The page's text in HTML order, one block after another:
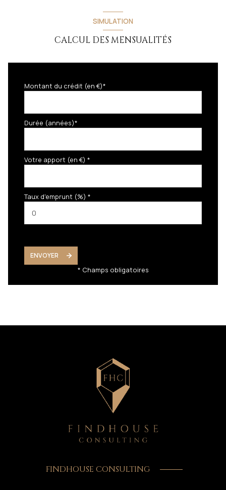
SIMULATION
CALCUL DES MENSUALITÉS
Montant du crédit (en €)*
Durée (années)*
Votre apport (en €) *
Taux d'emprunt (%) *
ENVOYER
* Champs obligatoires
FINDHOUSE CONSULTING